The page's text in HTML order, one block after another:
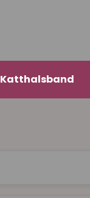
Katthalsband